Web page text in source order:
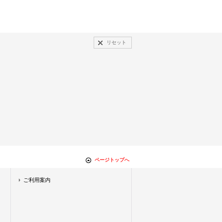
リセット
ページトップへ
ご利用案内